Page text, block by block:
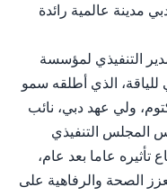
مدينة عالمية رائدة
التنفيذي لمؤسسة
للياقة، الذي أطلقه سمو
ولي عهد دبي، نائب
المجلس التنفيذي
تأثيره عاما بعد عام،
الصحة والرفاهية على